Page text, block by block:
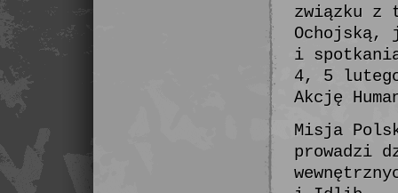
związku z
Ochojską,
i
4, 5
Akcję
Misja
prowadzi